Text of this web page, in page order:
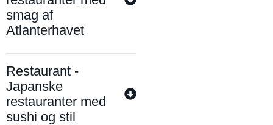
smag af
Atlanterhavet
Restaurant -
Japanske
restauranter med
sushi og stil